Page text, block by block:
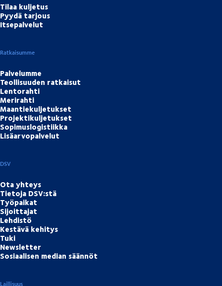
Tilaa kuljetus
Pyydä tarjous
Itsepalvelut
Ratkaisumme
Palvelumme
Teollisuuden ratkaisut
Lentorahti
Merirahti
Maantiekuljetukset
Projektikuljetukset
Sopimuslogistiikka
Lisäarvopalvelut
DSV
Ota yhteys
Tietoja DSV:stä
Työpaikat
Sijoittajat
Lehdistö
Kestävä kehitys
Tuki
Newsletter
Sosiaalisen median säännöt
Laillisuus